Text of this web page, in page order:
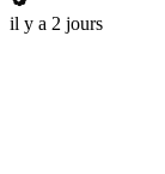
il y a 2 jours